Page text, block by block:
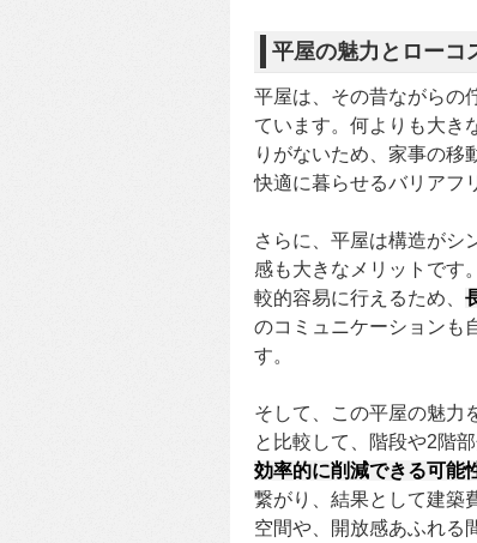
平屋の魅力とローコ
平屋は、その昔ながらの
ています。何よりも大き
りがないため、家事の移
快適に暮らせるバリアフ
さらに、平屋は構造がシ
感も大きなメリットです
較的容易に行えるため、
のコミュニケーションも
す。
そして、この平屋の魅力
と比較して、階段や2階
効率的に削減できる可能
繋がり、結果として建築
空間や、開放感あふれる